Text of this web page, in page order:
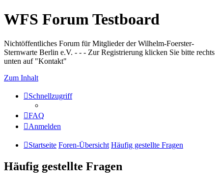
WFS Forum Testboard
Nichtöffentliches Forum für Mitglieder der Wilhelm-Foerster-
Sternwarte Berlin e.V. - - - Zur Registrierung klicken Sie bitte rechts
unten auf "Kontakt"
Zum Inhalt
Schnellzugriff
FAQ
Anmelden
Startseite Foren-Übersicht Häufig gestellte Fragen
Häufig gestellte Fragen